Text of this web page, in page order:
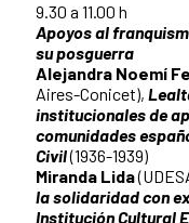
9.30 a 11.00 h
Apoyos al
su posguerra
Alejandra Noemí
Aires-Conicet),
institucionales de
comunidades
Civil(1936-1939)
Miranda Lida
la solidaridad con
Institución Cultural